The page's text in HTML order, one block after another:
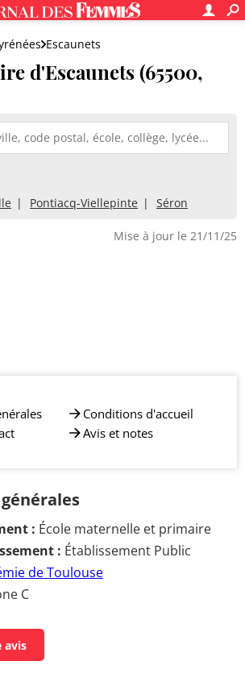
Escaunets
d'Escaunets (65500,
Pontiacq-Viellepinte Séron
Mise à jour le 21/11/25
Conditions d'accueil
Avis et notes
: École maternelle et primaire
: Établissement Public
de Toulouse
C
avis